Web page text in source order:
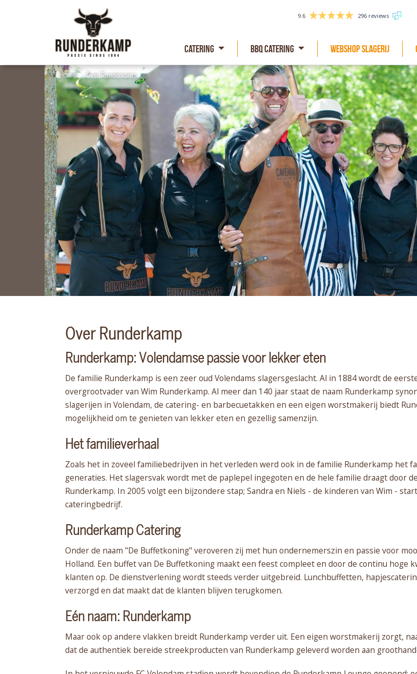
Catering BBQ Catering Webshop slagerij
9.6 296 reviews
Home Over Runderkamp
Over Runderkamp
Runderkamp: Volendamse passie voor lekker eten
De familie Runderkamp is een zeer oud Volendams slagersgeslacht. Al in 1884 wordt de
overgrootvader van Wim Runderkamp. Al meer dan 140 jaar staat de naam Runderkamp
slagerijen in Volendam, de catering- en barbecuetakken en een eigen worstmakerij biedt
mogelijkheid om te genieten van lekker eten en gezellig samenzijn.
Het familieverhaal
Zoals het in zoveel familiebedrijven in het verleden werd ook in de familie Runderkamp het
generaties. Het slagersvak wordt met de paplepel ingegoten en de hele familie draagt door
Runderkamp. In 2005 volgt een bijzondere stap; Sandra en Niels - de kinderen van Wim -
cateringbedrijf.
Runderkamp Catering
Onder de naam "De Buffetkoning" veroveren zij met hun ondernemerszin en passie voor
Holland. Een buffet van De Buffetkoning maakt een feest compleet en door de continu hoge
klanten op. De dienstverlening wordt steeds verder uitgebreid. Lunchbuffetten,
verzorgd en dat maakt dat de klanten blijven terugkomen.
Eén naam: Runderkamp
Maar ook op andere vlakken breidt Runderkamp verder uit. Een eigen worstmakerij zorgt,
dat de authentiek bereide streekproducten van Runderkamp geleverd worden aan